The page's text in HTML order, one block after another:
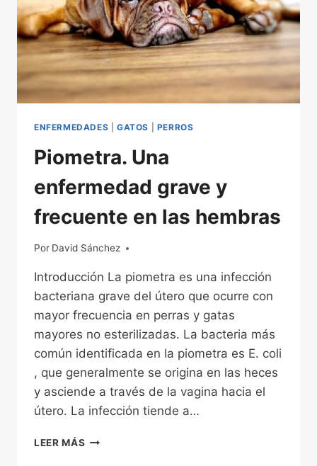
ENFERMEDADES GATOS PERROS
Piometra. Una
enfermedad grave y
frecuente en las hembras
Por David Sánchez
01/12/2022
Introducción La piometra es una infección
bacteriana grave del útero que ocurre con
mayor frecuencia en perras y gatas
mayores no esterilizadas. La bacteria más
común identificada en la piometra es E. coli
, que generalmente se origina en las heces
y asciende a través de la vagina hacia el
útero. La infección tiende a…
LEER MÁS PIOMETRA.